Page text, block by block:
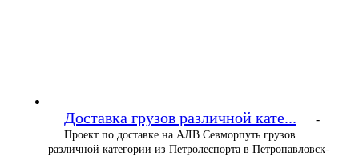
Доставка грузов различной кате... -
Проект по доставке на АЛВ Севморпуть грузов
различной категории из Петролеспорта в Петропавловск-